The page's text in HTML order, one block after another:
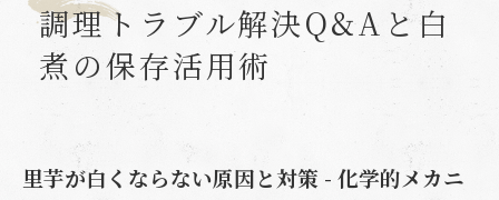
調理トラブル解決Q&Aと白
煮の保存活用術
里芋が白くならない原因と対策 - 化学的メカニ